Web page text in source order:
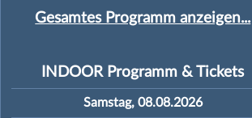
Gesamtes Programm anzeigen...
INDOOR Programm & Tickets
Samstag, 08.08.2026